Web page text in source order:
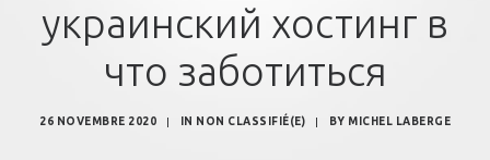
украинский хостинг в
что заботиться
26 NOVEMBRE 2020 | IN NON CLASSIFIÉ(E) | BY MICHEL LABERGE